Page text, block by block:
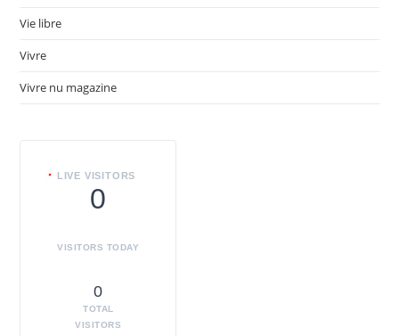
Vie libre
Vivre
Vivre nu magazine
LIVE VISITORS
0
VISITORS TODAY
0
TOTAL
VISITORS